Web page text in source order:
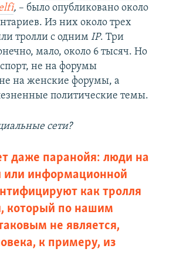
, – было опубликовано около
Из них около трех
тролли с одним IP. Три
мало, около 6 тысяч. Но
не на форумы
на женские форумы, а
политические темы.
сети?
даже паранойя: люди на
или информационной
как тролля
который по нашим
не является,
к примеру, из